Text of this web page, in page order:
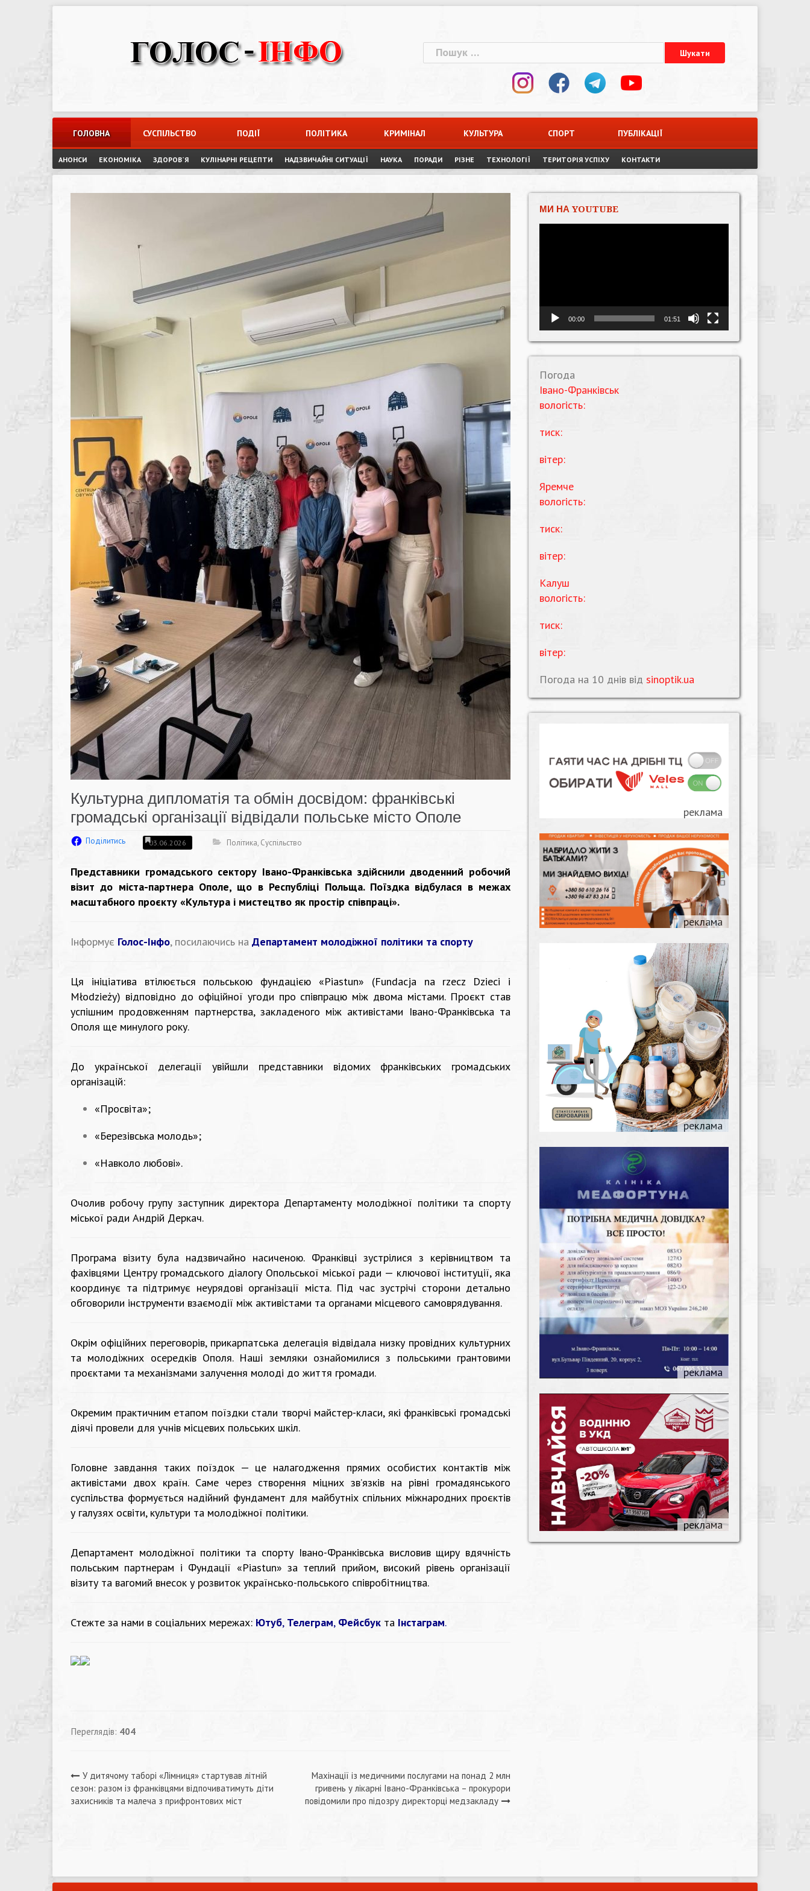
Пошук:
ГОЛОВНА СУСПІЛЬСТВО ПОДІЇ ПОЛІТИКА КРИМІНАЛ КУЛЬТУРА СПОРТ ПУБЛІКАЦІЇ
АНОНСИ ЕКОНОМІКА ЗДОРОВ`Я КУЛІНАРНІ РЕЦЕПТИ НАДЗВИЧАЙНІ СИТУАЦІЇ НАУКА ПОРАДИ РІЗНЕ ТЕХНОЛОГІЇ ТЕРИТОРІЯ УСПІХУ КОНТАКТИ
Культурна дипломатія та обмін досвідом: франківські
громадські організації відвідали польське місто Ополе
Поділитись 03.06.2026 Політика, Суспільство
Представники громадського сектору Івано-Франківська здійснили дводенний робочий
візит до міста-партнера Ополе, що в Республіці Польща. Поїздка відбулася в межах
масштабного проєкту «Культура і мистецтво як простір співпраці».
Інформує Голос-Інфо, посилаючись на Департамент молодіжної політики та спорту
Ця ініціатива втілюється польською фундацією «Piastun» (Fundacja na rzecz Dzieci i
Młodzieży) відповідно до офіційної угоди про співпрацю між двома містами. Проєкт став
успішним продовженням партнерства, закладеного між активістами Івано-Франківська та
Ополя ще минулого року.
До української делегації увійшли представники відомих франківських громадських
організацій:
«Просвіта»;
«Березівська молодь»;
«Навколо любові».
Очолив робочу групу заступник директора Департаменту молодіжної політики та спорту
міської ради Андрій Деркач.
Програма візиту була надзвичайно насиченою. Франківці зустрілися з керівництвом та
фахівцями Центру громадського діалогу Опольської міської ради — ключової інституції, яка
координує та підтримує неурядові організації міста. Під час зустрічі сторони детально
обговорили інструменти взаємодії між активістами та органами місцевого самоврядування.
Окрім офіційних переговорів, прикарпатська делегація відвідала низку провідних культурних
та молодіжних осередків Ополя. Наші земляки ознайомилися з польськими грантовими
проєктами та механізмами залучення молоді до життя громади.
Окремим практичним етапом поїздки стали творчі майстер-класи, які франківські громадські
діячі провели для учнів місцевих польських шкіл.
Головне завдання таких поїздок — це налагодження прямих особистих контактів між
активістами двох країн. Саме через створення міцних зв’язків на рівні громадянського
суспільства формується надійний фундамент для майбутніх спільних міжнародних проєктів
у галузях освіти, культури та молодіжної політики.
Департамент молодіжної політики та спорту Івано-Франківська висловив щиру вдячність
польським партнерам і Фундації «Piastun» за теплий прийом, високий рівень організації
візиту та вагомий внесок у розвиток українсько-польського співробітництва.
Стежте за нами в соціальних мережах: Ютуб, Телеграм, Фейсбук та Інстаграм.
Переглядів: 404
Навігація
записів
У дитячому таборі «Лімниця» стартував літній
сезон: разом із франківцями відпочиватимуть діти
захисників та малеча з прифронтових міст
Махінації із медичними послугами на понад 2 млн
гривень у лікарні Івано-Франківська – прокурори
повідомили про підозру директорці медзакладу
МИ НА YOUTUBE
00:00 01:51
Погода
Івано-Франківськ
вологість:
тиск:
вітер:
Яремче
вологість:
тиск:
вітер:
Калуш
вологість:
тиск:
вітер:
Погода на 10 днів від sinoptik.ua